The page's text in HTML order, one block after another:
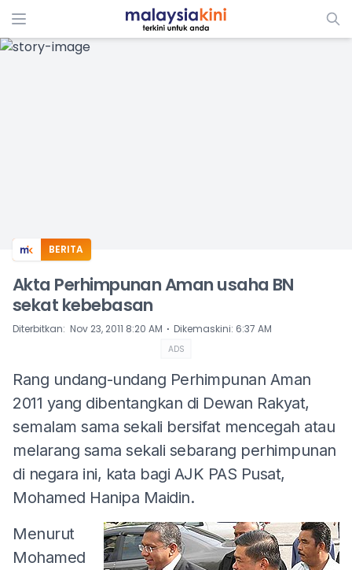
ADS
BERITA
Akta Perhimpunan Aman usaha BN
sekat kebebasan
Diterbitkan: Nov 23, 2011 8:20 AM ⋅ Dikemaskini: 6:37 AM
ADS
Rang undang-undang Perhimpunan Aman
2011 yang dibentangkan di Dewan Rakyat,
semalam sama sekali bersifat mencegah atau
melarang sama sekali sebarang perhimpunan
di negara ini, kata bagi AJK PAS Pusat,
Mohamed Hanipa Maidin.
Menurut
Mohamed